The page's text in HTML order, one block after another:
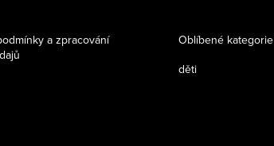
a zpracování
Oblíbené kategorie
děti